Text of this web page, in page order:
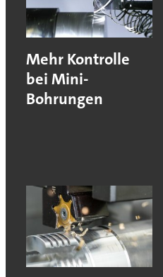
Mehr Kontrolle
bei Mini-
Bohrungen